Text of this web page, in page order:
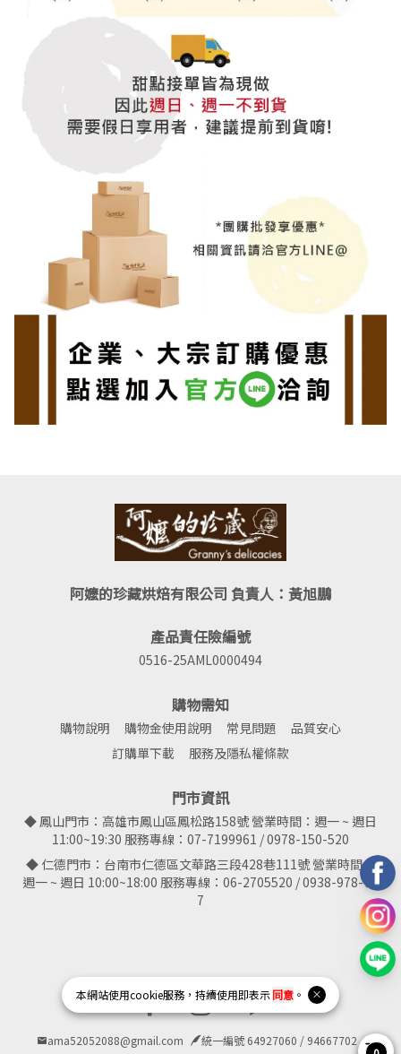
本網站使用cookie服務，持續使用即表示 同意。
阿嬤的珍藏烘焙有限公司 負責人：黃旭鵬
產品責任險編號
0516-25AML0000494
購物需知
購物說明 購物金使用說明 常見問題
品質安心
訂購單下載
服務及隱私權條款
門市資訊
◆ 鳳山門市：高雄市鳳山區鳳松路158號 營業時間：週一 ~ 週日
11:00~19:30 服務專線：07-7199961 / 0978-150-520
◆ 仁德門市：台南市仁德區文華路三段428巷111號 營業時間：
週一 ~ 週日 10:00~18:00 服務專線：06-2705520 / 0938-978-78
7
Facebook pageInstagram page
Line page
ama52052088@gmail.com 統一編號 64927060 / 94667702